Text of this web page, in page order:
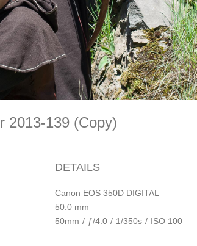
2013-139 (Copy)
DETAILS
Canon EOS 350D DIGITAL
50.0 mm
50mm / ƒ/4.0 / 1/350s / ISO 100